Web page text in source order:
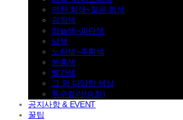
연한 회색~짙은 회색
검정색
하늘색~파란색
남색
노란색~주황색
분홍색
빨간색
그 외 다양한 색상
특수컬러(승화)
공지사항 & EVENT
꿀팁